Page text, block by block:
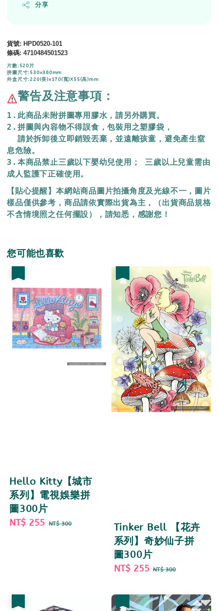
分享
貨號: HPD0520-101
條碼:4710484501523
片數:520片
拼圖尺寸:530x380mm
外盒尺寸:220(長)x170(寬)X55(高)mm
警告及注意事項：
1.此商品未附拼圖專用膠水，請另外購買。
2.拼圖與內容物不得誤食，包裝用之塑膠袋，
  請於拆卸後立即銷毀丟棄，
並遠離孩童，避免產生窒
息危險。
3.本商品禁止三歲以下嬰幼兒使用； 三歲以上兒童需由
成人監護下正確使用。
【貼心提醒】本網站商品圖片拍攝角度及光線不一，圖片
樣品僅供參考，商品請依實際出貨為主，（出貨商品規格
不含情境照之任何擺設），請知悉，感謝您！
您可能也喜歡
Hello Kitty【城市
系列】電視娛樂拼
圖300片
Sale
NT$ 255 Regular
NT$ 300
Tinker Bell 【花卉
系列】奇妙仙子拼
圖300片
Sale
NT$ 255 Regular
NT$ 300